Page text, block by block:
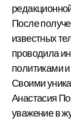
После
известных
проводила
политиками
Своими
Анастасия
уважение в